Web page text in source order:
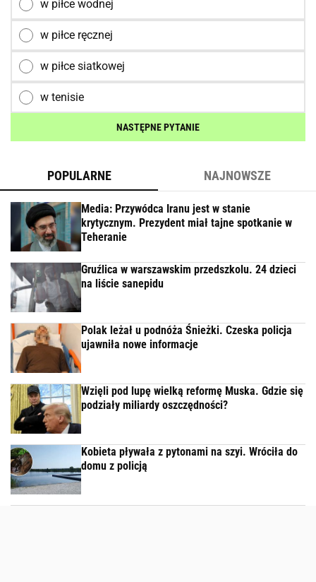
w piłce wodnej
w piłce ręcznej
w piłce siatkowej
w tenisie
NASTĘPNE PYTANIE
POPULARNE NAJNOWSZE
Media: Przywódca Iranu jest w stanie
krytycznym. Prezydent miał tajne spotkanie w
Teheranie
Gruźlica w warszawskim przedszkolu. 24 dzieci
na liście sanepidu
Polak leżał u podnóża Śnieżki. Czeska policja
ujawniła nowe informacje
Wzięli pod lupę wielką reformę Muska. Gdzie się
podziały miliardy oszczędności?
Kobieta pływała z pytonami na szyi. Wróciła do
domu z policją